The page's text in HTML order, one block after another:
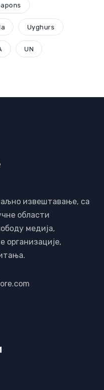
Uyghurs
UN
извештавање, са
области
медија,
организације,